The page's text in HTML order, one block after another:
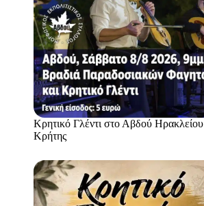
Κρητικό Γλέντι στο Αβδού Ηρακλείου
Κρήτης